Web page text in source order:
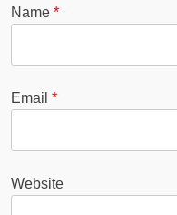
Name *
Email *
Website